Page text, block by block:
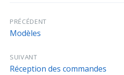
PRÉCÉDENT
Modèles
SUIVANT
Réception des commandes